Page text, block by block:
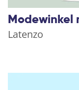
Modewinkel
Latenzo